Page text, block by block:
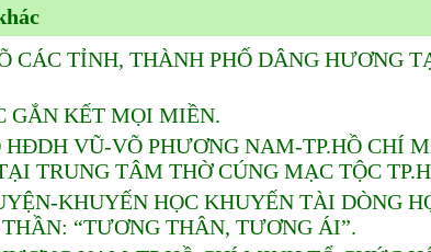
CÁC TỈNH, THÀNH PHỐ DÂNG HƯƠNG
GẮN KẾT MỌI MIỀN.
VŨ-VÕ PHƯƠNG NAM-TP.HỒ CHÍ
TRUNG TÂM THỜ CÚNG MẠC TỘC
KHUYẾN HỌC KHUYẾN TÀI DÒNG
“TƯƠNG THÂN, TƯƠNG ÁI”.